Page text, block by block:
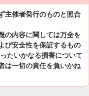
主催者発行のものと照合
の内容に関しては万全を
び安全性を保証するもの
たいかなる損害について
は一切の責任を負いかね